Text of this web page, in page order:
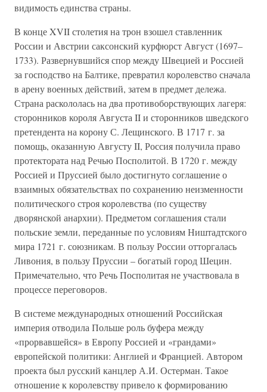
видимость единства страны.
В конце XVII столетия на трон взошел ставленник
России и Австрии саксонский курфюрст Август (1697–
1733). Развернувшийся спор между Швецией и Россией
за господство на Балтике, превратил королевство сначала
в арену военных действий, затем в предмет дележа.
Страна раскололась на два противоборствующих лагеря:
сторонников короля Августа II и сторонников шведского
претендента на корону С. Лещинского. В 1717 г. за
помощь, оказанную Августу II, Россия получила право
протектората над Речью Посполитой. В 1720 г. между
Россией и Пруссией было достигнуто соглашение о
взаимных обязательствах по сохранению неизменности
политического строя королевства (по существу
дворянской анархии). Предметом соглашения стали
польские земли, переданные по условиям Ништадтского
мира 1721 г. союзникам. В пользу России отторгалась
Ливония, в пользу Пруссии – богатый город Шецин.
Примечательно, что Речь Посполитая не участвовала в
процессе переговоров.
В системе международных отношений Российская
империя отводила Польше роль буфера между
«прорвавшейся» в Европу Россией и «грандами»
европейской политики: Англией и Францией. Автором
проекта был русский канцлер А.И. Остерман. Такое
отношение к королевству привело к формированию